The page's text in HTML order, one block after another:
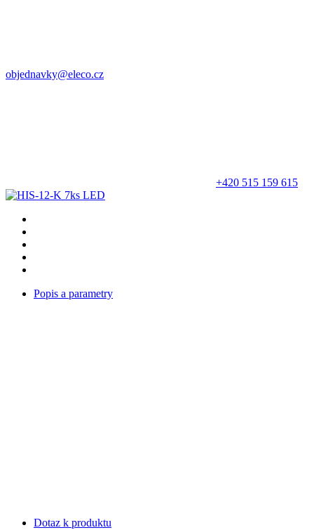
objednavky@eleco.cz
+420 515 159 615
Popis a parametry
Dotaz k produktu